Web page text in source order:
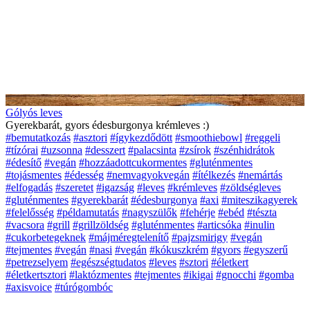
Gólyós leves
Gyerekbarát, gyors édesburgonya krémleves :)
#bemutatkozás #asztori #ígykezdődött #smoothiebowl #reggeli
#tízórai #uzsonna #desszert #palacsinta #zsírok #szénhidrátok
#édesítő #vegán #hozzáadottcukormentes #gluténmentes
#tojásmentes #édesség #nemvagyokvegán #ítélkezés #nemártás
#elfogadás #szeretet #igazság #leves #krémleves #zöldségleves
#gluténmentes #gyerekbarát #édesburgonya #axi #miteszikagyerek
#felelősség #példamutatás #nagyszülők #fehérje #ebéd #tészta
#vacsora #grill #grillzöldség #gluténmentes #articsóka #inulin
#cukorbetegeknek #májméregtelenítő #pajzsmirigy #vegán
#tejmentes #vegán #nasi #vegán #kókuszkrém #gyors #egyszerű
#petrezselyem #egészségtudatos #leves #sztori #életkert
#életkertsztori #laktózmentes #tejmentes #ikigai #gnocchi #gomba
#axisvoice #túrógombóc